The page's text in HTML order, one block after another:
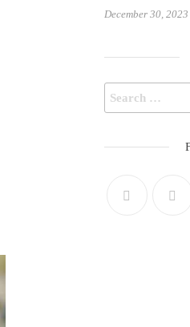
December 30, 2023
Search
for: